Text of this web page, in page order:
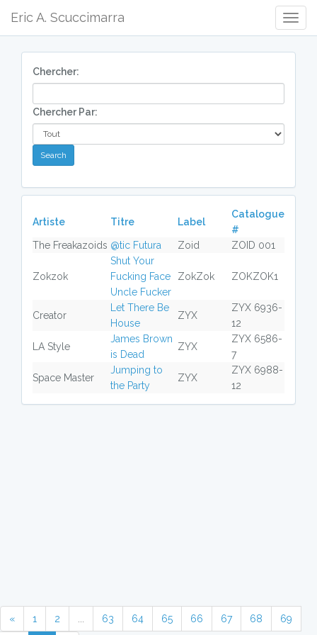
Eric A. Scuccimarra
Chercher:
Chercher Par:
Artiste Titre Label
Catalogue
#
The Freakazoids @tic Futura Zoid ZOID 001
Zokzok
Shut Your
Fucking Face
Uncle Fucker
ZokZok ZOKZOK1
Creator
Let There Be
House
ZYX
ZYX 6936-
12
LA Style
James Brown
is Dead
ZYX
ZYX 6586-
7
Space Master
Jumping to
the Party
ZYX
ZYX 6988-
12
« 1 2 63 64 65 66 67 68 69